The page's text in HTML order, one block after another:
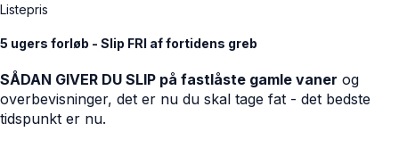
Listepris
5 ugers forløb - Slip FRI af fortidens greb
SÅDAN GIVER DU SLIP på fastlåste gamle vaner og
overbevisninger, det er nu du skal tage fat - det bedste
tidspunkt er nu.